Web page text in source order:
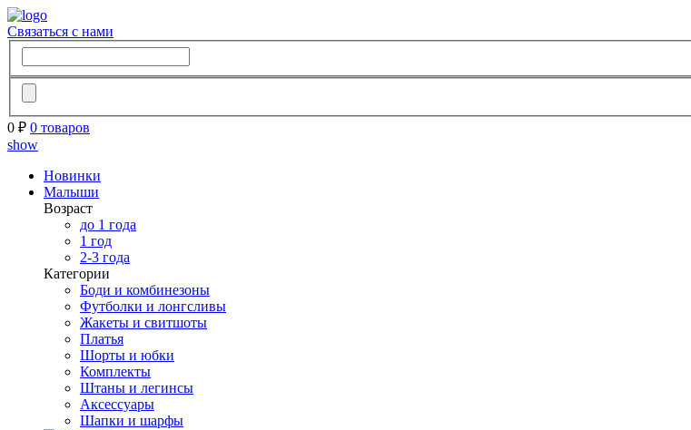
Связаться с нами
0 ₽ 0 товаров
show
Новинки
Малыши
Возраст
до 1 года
1 год
2-3 года
Категории
Боди и комбинезоны
Футболки и лонгсливы
Жакеты и свитшоты
Платья
Шорты и юбки
Комплекты
Штаны и легинсы
Аксессуары
Шапки и шарфы